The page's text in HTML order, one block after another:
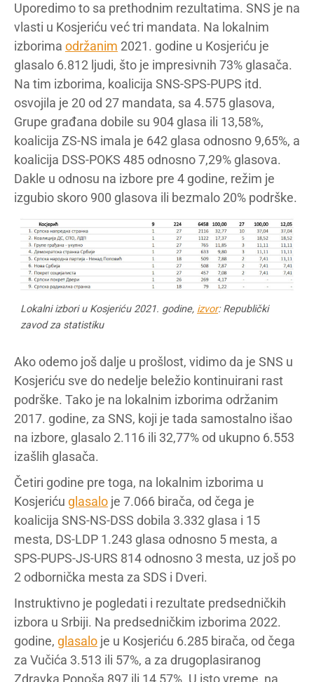
Uporedimo to sa prethodnim rezultatima. SNS je na
vlasti u Kosjeriću već tri mandata. Na lokalnim
izborima održanim 2021. godine u Kosjeriću je
glasalo 6.812 ljudi, što je impresivnih 73% glasača.
Na tim izborima, koalicija SNS-SPS-PUPS itd.
osvojila je 20 od 27 mandata, sa 4.575 glasova,
Grupe građana dobile su 904 glasa ili 13,58%,
koalicija ZS-NS imala je 642 glasa odnosno 9,65%, a
koalicija DSS-POKS 485 odnosno 7,29% glasova.
Dakle u odnosu na izbore pre 4 godine, režim je
izgubio skoro 900 glasova ili bezmalo 20% podrške.
Lokalni izbori u Kosjeriću 2021. godine, izvor: Republički
zavod za statistiku
Ako odemo još dalje u prošlost, vidimo da je SNS u
Kosjeriću sve do nedelje beležio kontinuirani rast
podrške. Tako je na lokalnim izborima održanim
2017. godine, za SNS, koji je tada samostalno išao
na izbore, glasalo 2.116 ili 32,77% od ukupno 6.553
izašlih glasača.
Četiri godine pre toga, na lokalnim izborima u
Kosjeriću glasalo je 7.066 birača, od čega je
koalicija SNS-NS-DSS dobila 3.332 glasa i 15
mesta, DS-LDP 1.243 glasa odnosno 5 mesta, a
SPS-PUPS-JS-URS 814 odnosno 3 mesta, uz još po
2 odbornička mesta za SDS i Dveri.
Instruktivno je pogledati i rezultate predsedničkih
izbora u Srbiji. Na predsedničkim izborima 2022.
godine, glasalo je u Kosjeriću 6.285 birača, od čega
za Vučića 3.513 ili 57%, a za drugoplasiranog
Zdravka Ponoša 897 ili 14,57%. U isto vreme, na